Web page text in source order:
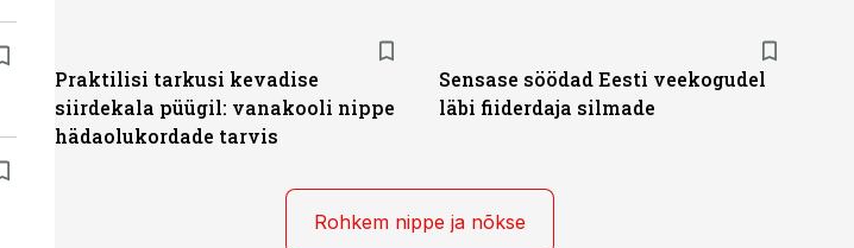
Praktilisi tarkusi kevadise
siirdekala püügil: vanakooli nippe
hädaolukordade tarvis
Sensase söödad Eesti veekogudel
läbi fiiderdaja silmade
Rohkem nippe ja nõkse